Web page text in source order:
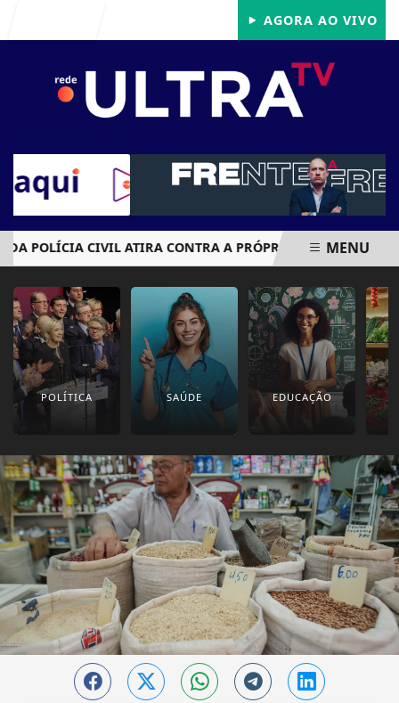
AGORA AO VIVO
POLÍCIA CIVIL ATIRA CONTRA A PRÓPRIA CABEÇA APÓS
EM ALTA
MENU
POLÍTICA SAÚDE EDUCAÇÃO